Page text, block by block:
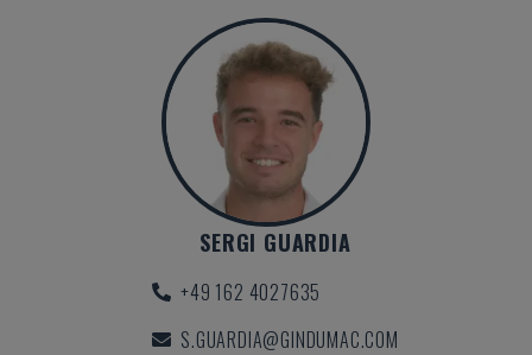
SERGI GUARDIA
+49 162 4027635
S.GUARDIA@GINDUMAC.COM